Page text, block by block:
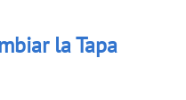
la Tapa